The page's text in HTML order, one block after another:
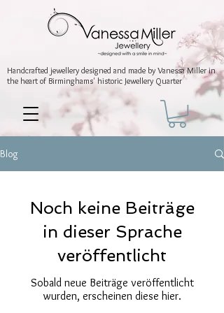
Handcrafted jewellery designed and made by Vanessa Miller in
the heart of Birminghams' historic Jewellery Quarter
Blog
Noch keine Beiträge
in dieser Sprache
veröffentlicht
Sobald neue Beiträge veröffentlicht
wurden, erscheinen diese hier.